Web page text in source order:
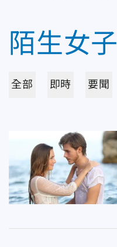
陌生女子
全部 即時 要聞